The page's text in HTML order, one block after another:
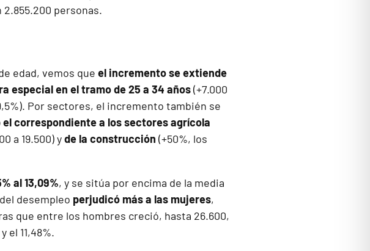
2.855.200 personas.
edad, vemos que el incremento se extiende
especial en el tramo de 25 a 34 años(+7.000
Por sectores, el incremento también se
correspondiente a los sectores agrícola
a 19.500) yde la construcción (+50%, los
al 13,09%, y se sitúa por encima de la media
desempleo perjudicó más a las mujeres,
que entre los hombres creció, hasta 26.600,
el 11,48%.